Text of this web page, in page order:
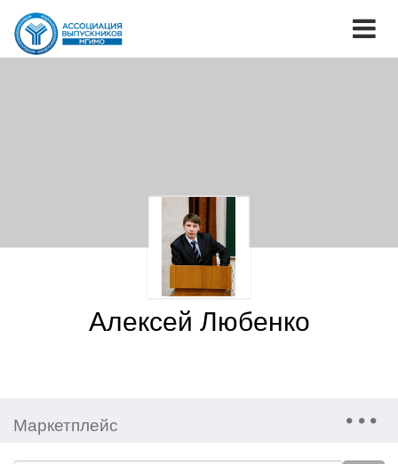
Алексей Любенко
Маркетплейс